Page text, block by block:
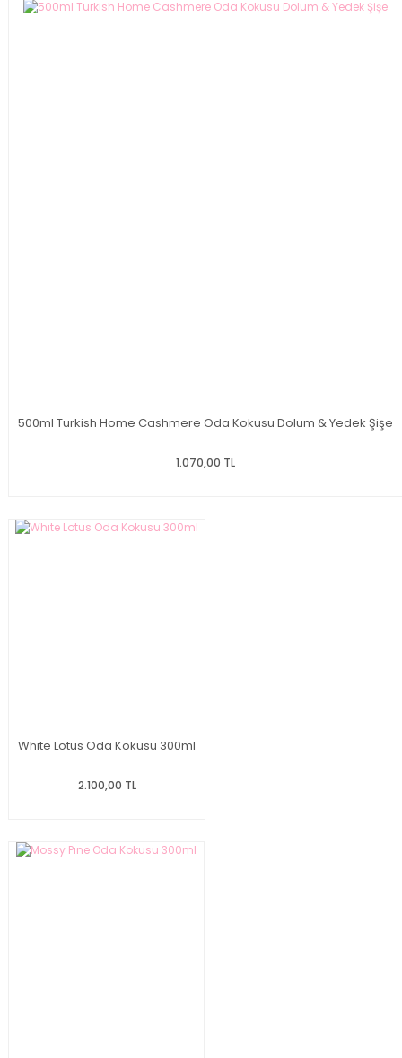
500ml Turkish Home Cashmere Oda Kokusu Dolum & Yedek Şişe
1.070,00 TL
Whıte Lotus Oda Kokusu 300ml
2.100,00 TL